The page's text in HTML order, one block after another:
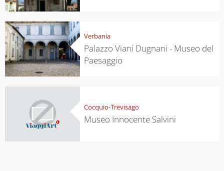
Verbania
Palazzo Viani Dugnani - Museo del
Paesaggio
Cocquio-Trevisago
Museo Innocente Salvini